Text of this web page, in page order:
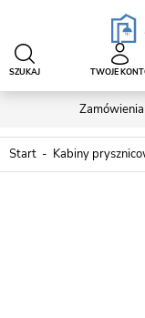
SZUKAJ TWOJE
Start Kabiny